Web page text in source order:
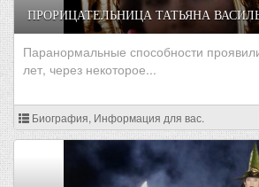
ПРОРИЦАТЕЛЬНИЦА ТАТЬЯНА
Паранормальные способности
лет, через некоторое...
Биография, Информация для вас.